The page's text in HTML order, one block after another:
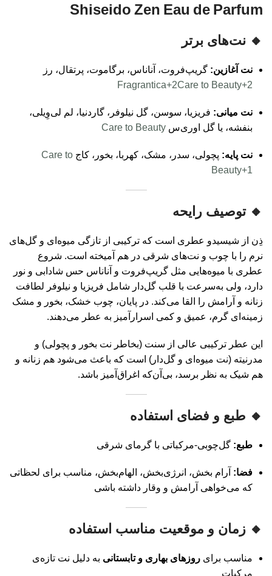
Shiseido Zen Eau de Parfum
🔸 نت‌های برتر
نت آغازین: گریپ‌فروت، آناناس، برگاموت، پرتقال، رز
Fragrantica+2Care to Beauty+2
نت میانی: فریزیا، سوسن، گل نیلوفر، گاردنیا، لم لی‌وِیلی،
بنفشه، یا گل اوری‌س Care to Beauty
نت پایه: پچولی، سدر، مشک، کهربا، بخور، کاج Care to
Beauty+1
🔸 توصیف رایحه
ذِن از شیسیدو عطری است که ترکیبی از تازگی میوه‌ای و گل‌های
نرم را با چوب‌ و نت‌های شرقی در هم آمیخته است. شروع
عطری با میوه‌هایی مثل گریپ‌فروت و آناناس حس شادابی و نور
دارد، ولی به‌سرعت با قلب گل‌دار شامل فریزیا و نیلوفر لطافت
زنانه‌ و آرامش را القا می‌کند. در پایان، چوب‌ خشک، بخور و مشک
زمینه‌ای گرم، عمیق و کمی اسرارآمیز به عطر می‌دهند.
این عطر ترکیبی عالی از سنت (بخاطر نت بخور و پچولی) و
مدرنیته (نت میوه‌ای و گل‌دار) است که باعث می‌شود هم زنانه و
هم شیک به نظر برسد، بی‌آن‌که اغراق‌آمیز باشد.
🔸 طبع و فضای استفاده
طبع: گل‌چوبی-مرکباتی با گرمای شرقی
فضا: آرام‌ بخش، انرژی‌بخش، الهام‌بخش، مناسب‌ برای لحظاتی
که می‌خواهی آرامش و وقار داشته باشی
🔸 زمان و موقعیت مناسب استفاده
مناسب برای روزهای بهاری و تابستانی به دلیل نت تازه‌ی
مرکبات